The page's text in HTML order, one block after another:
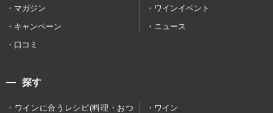
マガジン
ワインイベント
キャンペーン
ニュース
口コミ
探す
ワインに合うレシピ(料理・おつ
ワイン